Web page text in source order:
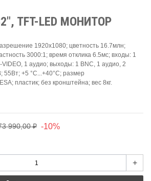
TFT-LED МОНИТОР
1920х1080; цветность 16.7млн;
3000:1; время отклика 6.5мс; входы: 1
VIDEO, 1 аудио; выходы: 1 BNC, 1 аудио, 2
+5 °C...+40°C; размер
пластик; без кронштейна; вес 8кг.
990,00 ₽ -10%
+